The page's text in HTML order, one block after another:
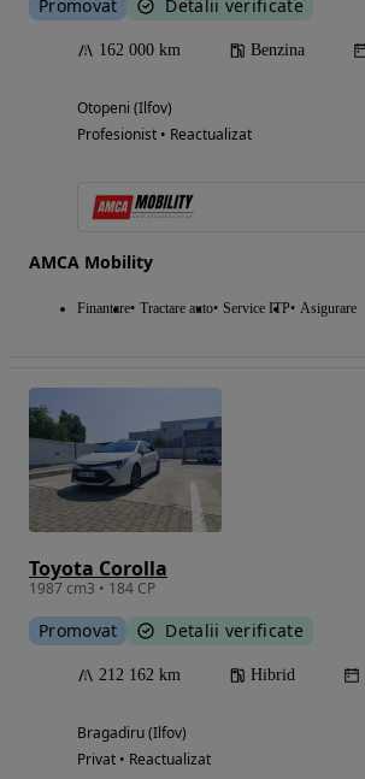
Promovat Detalii verificate
162 000 km Benzina
Otopeni (Ilfov)
Profesionist • Reactualizat
AMCA Mobility
Finantare Tractare auto Service ITP Asigurare
Toyota Corolla
1987 cm3 • 184 CP
Promovat Detalii verificate
212 162 km Hibrid
Bragadiru (Ilfov)
Privat • Reactualizat